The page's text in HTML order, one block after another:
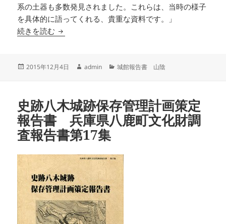
系の土器も多数発見されました。これらは、当時の様子
を具体的に語ってくれる、貴重な資料です。」
続きを読む 鳥取県米子市 米子城跡６遺跡 鳥取県教育文化
投
2015年12月4日
作
admin
カ
ー
城館報告書 山陰
史跡八木城跡保存管理計画策定
報告書 兵庫県八鹿町文化財調
査報告書第17集